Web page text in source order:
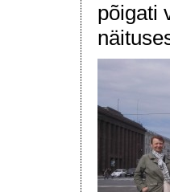
põigati